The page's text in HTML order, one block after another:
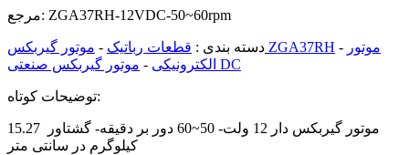
مرجع: ZGA37RH-12VDC-50~60rpm
دسته بندی : قطعات رباتیک - موتور گیربکس ZGA37RH - موتور
الکترونیکی - موتور گیربکس صنعتی DC
توضیحات کوتاه:
موتور گیربکس دار 12 ولت- 50~60 دور بر دقیقه- گشتاور 15.27
کیلوگرم در سانتی متر